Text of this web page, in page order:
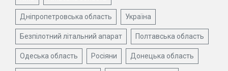
Дніпропетровська область Україна
Безпілотний літальний апарат Полтавська область
Одеська область Росіяни Донецька область